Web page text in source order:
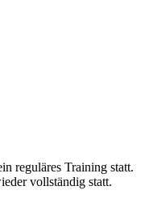
reguläres Training statt.
vollständig statt.